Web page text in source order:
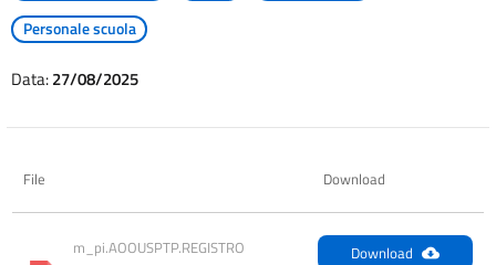
Personale scuola
Data:27/08/2025
File Download
m_pi.AOOUSPTP.REGISTRO
Download